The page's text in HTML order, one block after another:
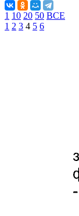
1 10 20 50 ВСЕ
1 2 3 4 5 6